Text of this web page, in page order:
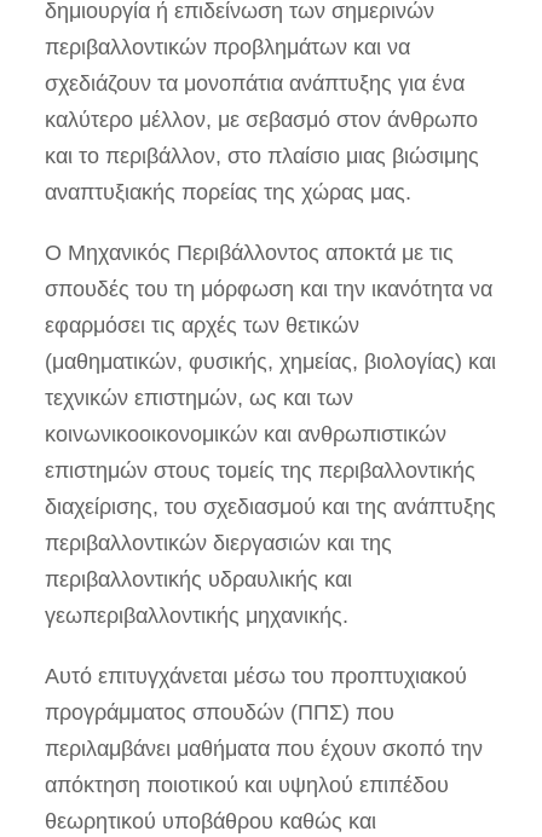
δημιουργία ή επιδείνωση των σημερινών
περιβαλλοντικών προβλημάτων και να
σχεδιάζουν τα μονοπάτια ανάπτυξης για ένα
καλύτερο μέλλον, με σεβασμό στον άνθρωπο
και το περιβάλλον, στο πλαίσιο μιας βιώσιμης
αναπτυξιακής πορείας της χώρας μας.
Ο Μηχανικός Περιβάλλοντος αποκτά με τις
σπουδές του τη μόρφωση και την ικανότητα να
εφαρμόσει τις αρχές των θετικών
(μαθηματικών, φυσικής, χημείας, βιολογίας) και
τεχνικών επιστημών, ως και των
κοινωνικοοικονομικών και ανθρωπιστικών
επιστημών στους τομείς της περιβαλλοντικής
διαχείρισης, του σχεδιασμού και της ανάπτυξης
περιβαλλοντικών διεργασιών και της
περιβαλλοντικής υδραυλικής και
γεωπεριβαλλοντικής μηχανικής.
Αυτό επιτυγχάνεται μέσω του προπτυχιακού
προγράμματος σπουδών (ΠΠΣ) που
περιλαμβάνει μαθήματα που έχουν σκοπό την
απόκτηση ποιοτικού και υψηλού επιπέδου
θεωρητικού υποβάθρου καθώς και